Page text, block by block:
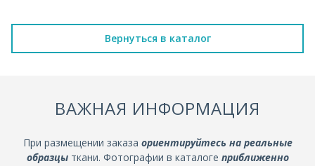
Вернуться в каталог
ВАЖНАЯ ИНФОРМАЦИЯ
При размещении заказа ориентируйтесь на реальные
образцыткани. Фотографии в каталоге приближенно